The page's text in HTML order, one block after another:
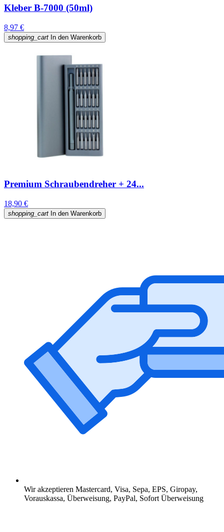
Kleber B-7000 (50ml)
8,97 €
shopping_cart In den Warenkorb
Premium Schraubendreher + 24...
18,90 €
shopping_cart In den Warenkorb
Wir akzeptieren Mastercard, Visa, Sepa, EPS, Giropay,
Vorauskassa, Überweisung, PayPal, Sofort Überweisung